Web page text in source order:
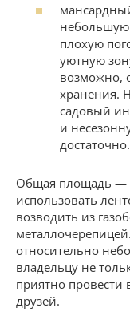
небольшую
плохую
уютную
возможно,
хранения.
садовый
и
достаточно.
Общая площадь —
использовать
возводить из
относительно
владельцу не
приятно
друзей.